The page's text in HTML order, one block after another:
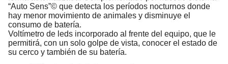
“Auto Sens”© que detecta los períodos nocturnos donde
hay menor movimiento de animales y disminuye el
consumo de batería.
Voltímetro de leds incorporado al frente del equipo, que le
permitirá, con un solo golpe de vista, conocer el estado de
su cerco y también de su batería.